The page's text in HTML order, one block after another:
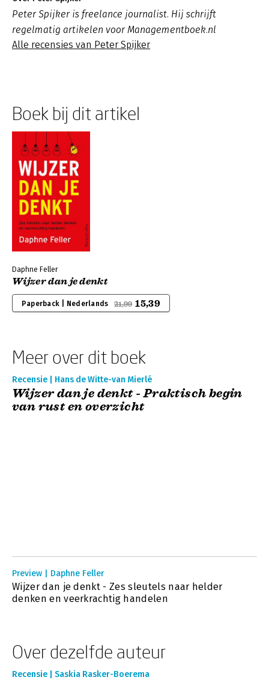
Peter Spijker is freelance journalist. Hij schrijft
regelmatig artikelen voor Managementboek.nl
Alle recensies van Peter Spijker
Boek bij dit artikel
Daphne Feller
Wijzer dan je denkt
Paperback | Nederlands 21,99 15,39
Meer over dit boek
Recensie | Hans de Witte-van Mierlé
Wijzer dan je denkt - Praktisch begin
van rust en overzicht
Preview | Daphne Feller
Wijzer dan je denkt - Zes sleutels naar helder
denken en veerkrachtig handelen
Over dezelfde auteur
Recensie | Saskia Rasker-Boerema